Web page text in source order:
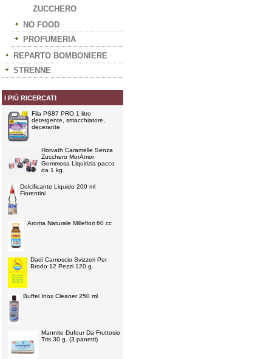
ZUCCHERO
NO FOOD
PROFUMERIA
REPARTO BOMBONIERE
STRENNE
I PIÙ RICERCATI
Fila PS87 PRO 1 litro
detergente, smacchiatore,
decerante
Horvath Caramelle Senza
Zucchero MorAmor
Gommosa Liquirizia pacco
da 1 kg.
Dolcificante Liquido 200 ml
Fiorentini
Aroma Naturale Millefiori 60 cc
Dadi Camoscio Svizzeri Per
Brodo 12 Pezzi 120 g.
Buffel Inox Cleaner 250 ml
Mannite Dufour Da Fruttosio
Tris 30 g. (3 panetti)